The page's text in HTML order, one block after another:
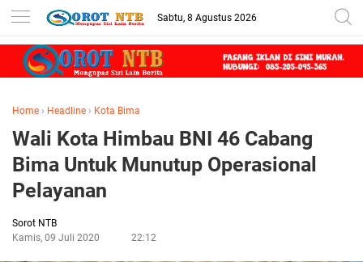
Sabtu, 8 Agustus 2026
Home › Headline › Kota Bima
Wali Kota Himbau BNI 46 Cabang
Bima Untuk Munutup Operasional
Pelayanan
Sorot NTB
Kamis, 09 Juli 2020
22:12